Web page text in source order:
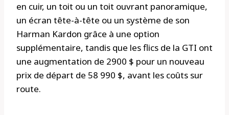
en cuir, un toit ou un toit ouvrant panoramique,
un écran tête-à-tête ou un système de son
Harman Kardon grâce à une option
supplémentaire, tandis que les flics de la GTI ont
une augmentation de 2900 $ pour un nouveau
prix de départ de 58 990 $, avant les coûts sur
route.